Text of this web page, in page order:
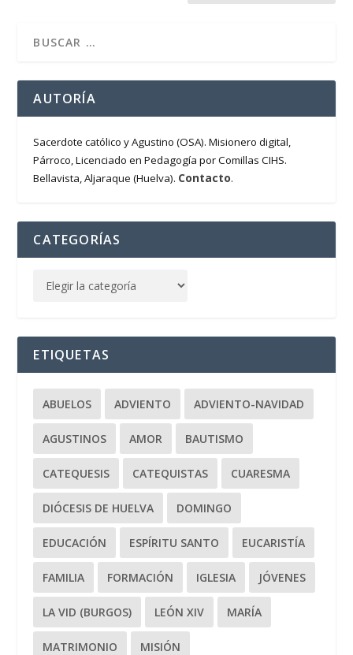
AUTORÍA
Sacerdote católico y Agustino (OSA). Misionero digital,
Párroco, Licenciado en Pedagogía por Comillas CIHS.
Bellavista, Aljaraque (Huelva). Contacto.
CATEGORÍAS
ETIQUETAS
ABUELOS ADVIENTO ADVIENTO-NAVIDAD
AGUSTINOS AMOR BAUTISMO
CATEQUESIS CATEQUISTAS CUARESMA
DIÓCESIS DE HUELVA DOMINGO
EDUCACIÓN ESPÍRITU SANTO EUCARISTÍA
FAMILIA FORMACIÓN IGLESIA JÓVENES
LA VID (BURGOS) LEÓN XIV MARÍA
MATRIMONIO MISIÓN